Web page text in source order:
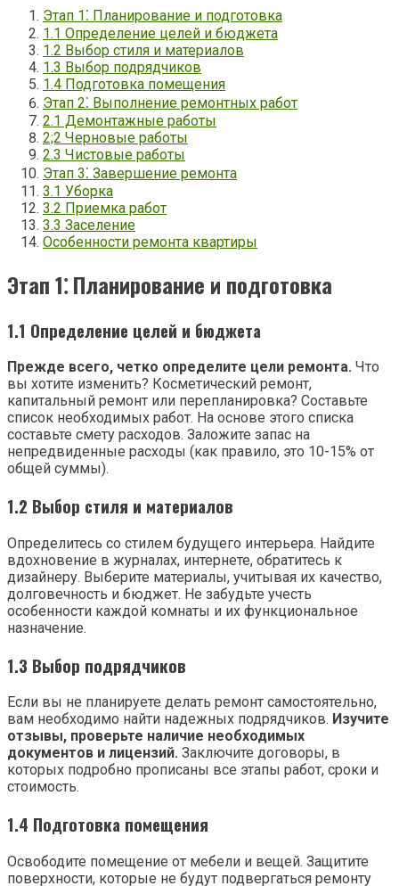
Этап 1⁚ Планирование и подготовка
1.1 Определение целей и бюджета
1.2 Выбор стиля и материалов
1.3 Выбор подрядчиков
1.4 Подготовка помещения
Этап 2⁚ Выполнение ремонтных работ
2.1 Демонтажные работы
2;2 Черновые работы
2.3 Чистовые работы
Этап 3⁚ Завершение ремонта
3.1 Уборка
3.2 Приемка работ
3.3 Заселение
Особенности ремонта квартиры
Этап 1⁚ Планирование и подготовка
1.1 Определение целей и бюджета
Прежде всего, четко определите цели ремонта. Что
вы хотите изменить? Косметический ремонт,
капитальный ремонт или перепланировка? Составьте
список необходимых работ. На основе этого списка
составьте смету расходов. Заложите запас на
непредвиденные расходы (как правило, это 10-15% от
общей суммы).
1.2 Выбор стиля и материалов
Определитесь со стилем будущего интерьера. Найдите
вдохновение в журналах, интернете, обратитесь к
дизайнеру. Выберите материалы, учитывая их качество,
долговечность и бюджет. Не забудьте учесть
особенности каждой комнаты и их функциональное
назначение.
1.3 Выбор подрядчиков
Если вы не планируете делать ремонт самостоятельно,
вам необходимо найти надежных подрядчиков. Изучите
отзывы, проверьте наличие необходимых
документов и лицензий. Заключите договоры, в
которых подробно прописаны все этапы работ, сроки и
стоимость.
1.4 Подготовка помещения
Освободите помещение от мебели и вещей. Защитите
поверхности, которые не будут подвергаться ремонту